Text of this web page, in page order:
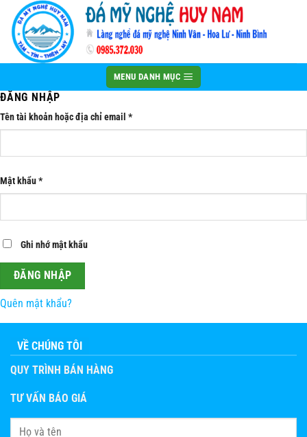
qua
nội
MENU DANH MỤC
ĐĂNG NHẬP
Tên tài khoản hoặc địa chỉ email *Bắt
buộc
Mật khẩu*Bắt
buộc
Ghi nhớ mật khẩu
ĐĂNG NHẬP
Quên mật khẩu?
VỀ CHÚNG TÔI
QUY TRÌNH BÁN HÀNG
TƯ VẤN BÁO GIÁ